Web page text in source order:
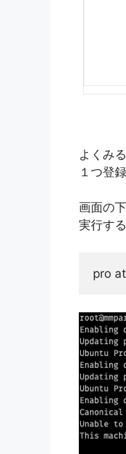
よくみ
１つ登
画面の
実行する
pro